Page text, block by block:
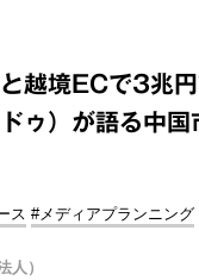
越境ECで3兆
ゥ）が語る中国
ス #メディアプランニング
人）